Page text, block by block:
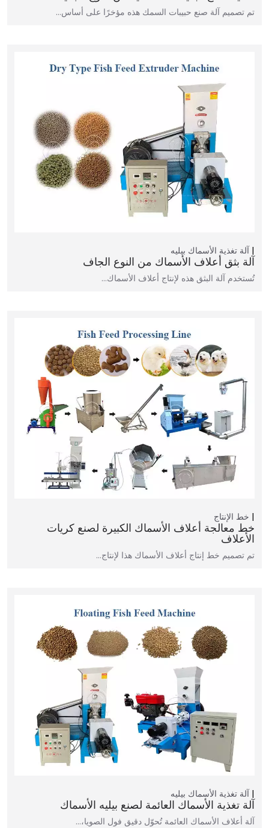
تم تصميم آلة صنع حبيبات السمك هذه مؤخرًا على أساس…
آلة تغذية الأسماك بيليه
آلة بثق أعلاف الأسماك من النوع الجاف
تُستخدم آلة البثق هذه لإنتاج أعلاف الأسماك…
خط الإنتاج
خط معالجة أعلاف الأسماك الكبيرة لصنع كريات
الأعلاف
تم تصميم خط إنتاج أعلاف الأسماك هذا لإنتاج…
آلة تغذية الأسماك بيليه
آلة تغذية الأسماك العائمة لصنع بيليه الأسماك
آلة أعلاف الأسماك العائمة تُحوّل دقيق فول الصويا،…